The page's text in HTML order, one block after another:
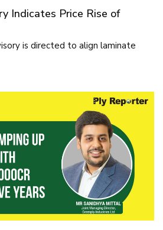
Indicates Price Rise of
is directed to align laminate